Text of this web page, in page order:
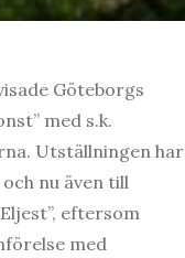
Göteborgs
med s.k.
Utställningen har
nu även till
eftersom
med